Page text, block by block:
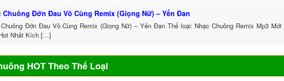
Chuông Đớn Đau Vô Cùng Remix (Giọng Nữ) – Yến Đan
Đớn Đau Vô Cùng Remix (Giọng Nữ) – Yến Đan Thể loại: Nhạc Chuông Remix Mp3 Mới
Nhất Kích […]
HOT Theo Thể Loại